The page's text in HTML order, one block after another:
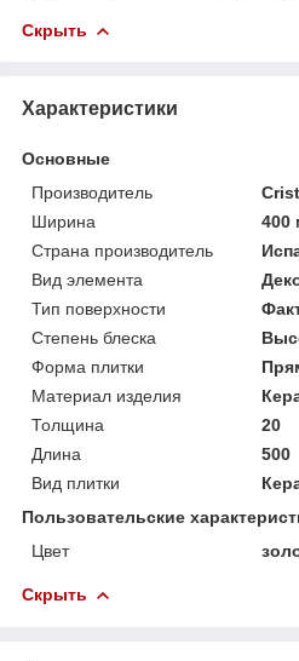
Скрыть
Характеристики
Основные
Производитель
Ширина
400
Страна производитель
Вид элемента
Тип поверхности
Степень блеска
Форма плитки
Материал изделия
Толщина
20
Длина
500
Вид плитки
Пользовательские
Цвет
Скрыть